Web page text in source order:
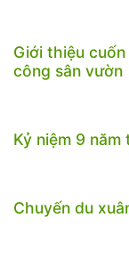
Giới thiệu
công sân vườn
Kỷ niệm 9
Chuyến du